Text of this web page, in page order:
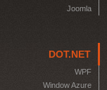
Joomla
DOT.NET
WPF
Window Azure